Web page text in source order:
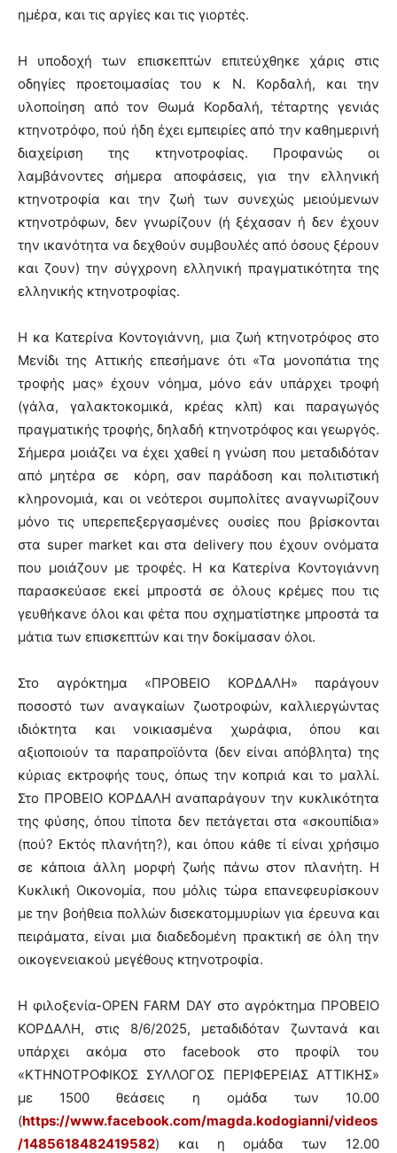
ημέρα, και τις αργίες και τις γιορτές.
Η υποδοχή των επισκεπτών επιτεύχθηκε χάρις στις
οδηγίες προετοιμασίας του κ Ν. Κορδαλή, και την
υλοποίηση από τον Θωμά Κορδαλή, τέταρτης γενιάς
κτηνοτρόφο, πού ήδη έχει εμπειρίες από την καθημερινή
διαχείριση της κτηνοτροφίας. Προφανώς οι
λαμβάνοντες σήμερα αποφάσεις, για την ελληνική
κτηνοτροφία και την ζωή των συνεχώς μειούμενων
κτηνοτρόφων, δεν γνωρίζουν (ή ξέχασαν ή δεν έχουν
την ικανότητα να δεχθούν συμβουλές από όσους ξέρουν
και ζουν) την σύγχρονη ελληνική πραγματικότητα της
ελληνικής κτηνοτροφίας.
Η κα Κατερίνα Κοντογιάννη, μια ζωή κτηνοτρόφος στο
Μενίδι της Αττικής επεσήμανε ότι «Τα μονοπάτια της
τροφής μας» έχουν νόημα, μόνο εάν υπάρχει τροφή
(γάλα, γαλακτοκομικά, κρέας κλπ) και παραγωγός
πραγματικής τροφής, δηλαδή κτηνοτρόφος και γεωργός.
Σήμερα μοιάζει να έχει χαθεί η γνώση που μεταδιδόταν
από μητέρα σε κόρη, σαν παράδοση και πολιτιστική
κληρονομιά, και οι νεότεροι συμπολίτες αναγνωρίζουν
μόνο τις υπερεπεξεργασμένες ουσίες που βρίσκονται
στα super market και στα delivery που έχουν ονόματα
που μοιάζουν με τροφές. Η κα Κατερίνα Κοντογιάννη
παρασκεύασε εκεί μπροστά σε όλους κρέμες που τις
γευθήκανε όλοι και φέτα που σχηματίστηκε μπροστά τα
μάτια των επισκεπτών και την δοκίμασαν όλοι.
Στο αγρόκτημα «ΠΡΟΒΕΙΟ ΚΟΡΔΑΛΗ» παράγουν
ποσοστό των αναγκαίων ζωοτροφών, καλλιεργώντας
ιδιόκτητα και νοικιασμένα χωράφια, όπου και
αξιοποιούν τα παραπροϊόντα (δεν είναι απόβλητα) της
κύριας εκτροφής τους, όπως την κοπριά και το μαλλί.
Στο ΠΡΟΒΕΙΟ ΚΟΡΔΑΛΗ αναπαράγουν την κυκλικότητα
της φύσης, όπου τίποτα δεν πετάγεται στα «σκουπίδια»
(πού? Εκτός πλανήτη?), και όπου κάθε τί είναι χρήσιμο
σε κάποια άλλη μορφή ζωής πάνω στον πλανήτη. Η
Κυκλική Οικονομία, που μόλις τώρα επανεφευρίσκουν
με την βοήθεια πολλών δισεκατομμυρίων για έρευνα και
πειράματα, είναι μια διαδεδομένη πρακτική σε όλη την
οικογενειακού μεγέθους κτηνοτροφία.
Η φιλοξενία-OPEN FARM DAY στο αγρόκτημα ΠΡΟΒΕΙΟ
ΚΟΡΔΑΛΗ, στις 8/6/2025, μεταδιδόταν ζωντανά και
υπάρχει ακόμα στο facebook στο προφίλ του
«ΚΤΗΝΟΤΡΟΦΙΚΟΣ ΣΥΛΛΟΓΟΣ ΠΕΡΙΦΕΡΕΙΑΣ ΑΤΤΙΚΗΣ»
με 1500 θεάσεις η ομάδα των 10.00
(https://www.facebook.com/magda.kodogianni/videos
/1485618482419582) και η ομάδα των 12.00